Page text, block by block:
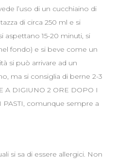
l’uso di un cucchiaino di
di circa 250 ml e si
aspettano 15-20 minuti, si
fondo) e si beve come un
si può arrivare ad un
ma si consiglia di berne 2-3
A DIGIUNO 2 ORE DOPO I
PASTI, comunque sempre a
si sa di essere allergici. Non